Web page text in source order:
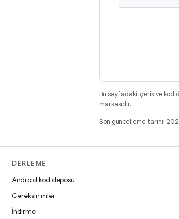
Bu sayfadaki içerik ve kod
markasıdır.
Son güncelleme tarihi:
DERLEME
Android kod deposu
Gereksinimler
İndirme